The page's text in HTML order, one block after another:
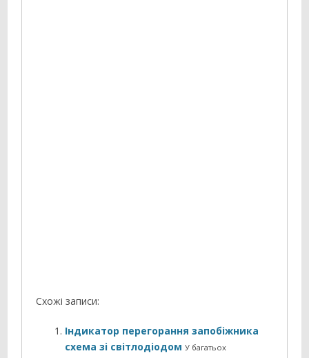
Схожі записи:
Індикатор перегорання запобіжника
схема зі світлодіодомУ багатьох